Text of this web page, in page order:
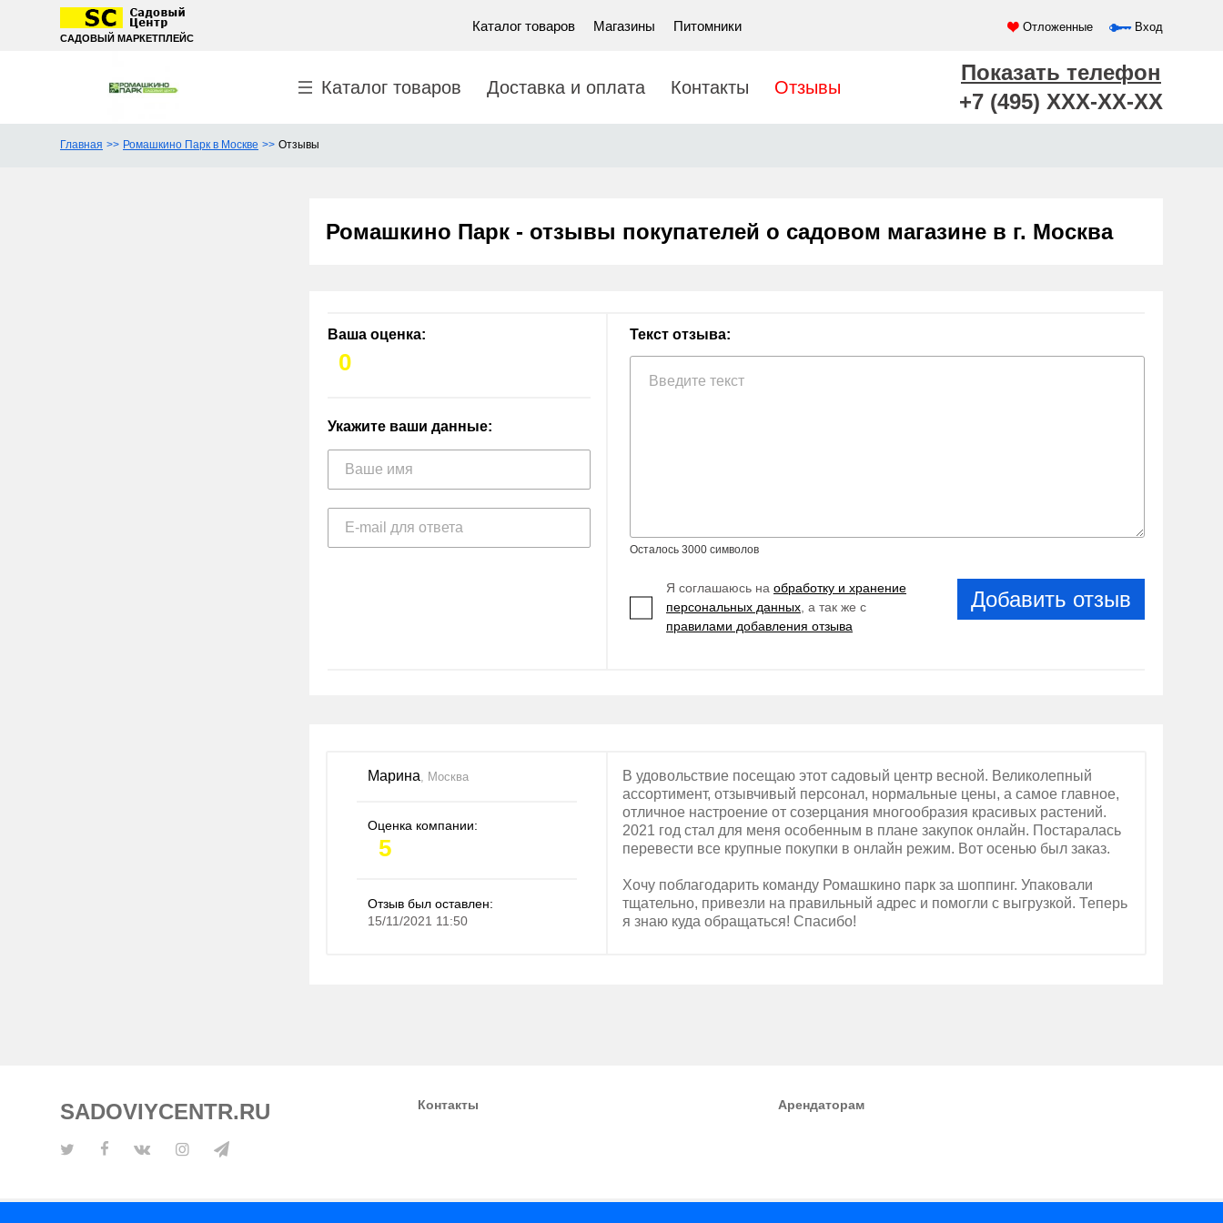
САДОВЫЙ МАРКЕТПЛЕЙС
Каталог товаров Магазины Питомники Отложенные Вход
Каталог товаров Доставка и оплата Контакты Отзывы
Показать телефон
+7 (495) XXX-XX-XX
Главная Ромашкино Парк в Москве Отзывы
Ромашкино Парк - отзывы покупателей о садовом магазине в г. Москва
Ваша оценка:
0
Укажите ваши данные:
Текст отзыва:
Осталось 3000 символов
Я соглашаюсь на обработку и хранение
персональных данных, а так же с
правилами добавления отзыва
Добавить отзыв
Марина, Москва
Оценка компании:
5
Отзыв был оставлен:
15/11/2021 11:50
В удовольствие посещаю этот садовый центр весной. Великолепный
ассортимент, отзывчивый персонал, нормальные цены, а самое главное,
отличное настроение от созерцания многообразия красивых растений.
2021 год стал для меня особенным в плане закупок онлайн. Постаралась
перевести все крупные покупки в онлайн режим. Вот осенью был заказ.
Хочу поблагодарить команду Ромашкино парк за шоппинг. Упаковали
тщательно, привезли на правильный адрес и помогли с выгрузкой. Теперь
я знаю куда обращаться! Спасибо!
SADOVIYCENTR.RU Контакты Арендаторам